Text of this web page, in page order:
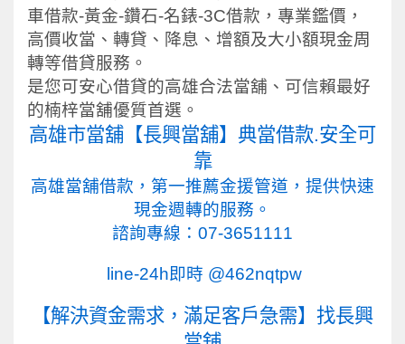
車借款-黃金-鑽石-名錶-3C借款，專業鑑價，
高價收當、轉貸、降息、增額及大小額現金周
轉等借貸服務。
是您可安心借貸的高雄合法當舖、可信賴最好
的楠梓當舖優質首選。
高雄市當舖【長興當舖】典當借款.安全可
靠
高雄當舖借款，第一推薦金援管道， 提供快速
現金週轉的服務。
諮詢專線： 07-3651111
line-24h即時 @462nqtpw
【解決資金需求，滿足客戶急需】找長興